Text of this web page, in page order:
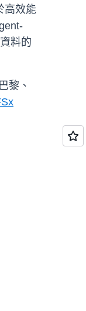
高效能
料的
黎、